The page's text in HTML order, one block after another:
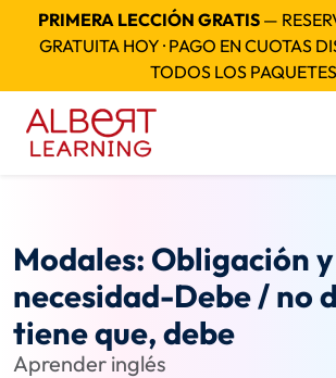
PRIMERA LECCIÓN GRATIS —
GRATUITA HOY · PAGO EN CUOTAS
TODOS LOS PAQUETES
Modales: Obligación y
necesidad-Debe / no
tiene que, debe
Aprender inglés